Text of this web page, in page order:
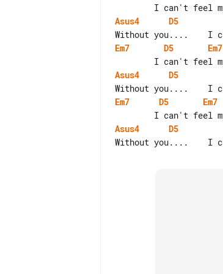
Asus4
D5
Em7
D5 Em7
Asus4
D5
Em7
D5 Em7
Asus4
D5